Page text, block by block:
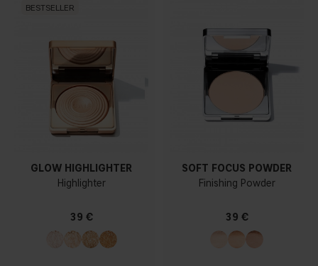
BESTSELLER
GLOW HIGHLIGHTER
Highlighter
39 €
SOFT FOCUS POWDER
Finishing Powder
39 €